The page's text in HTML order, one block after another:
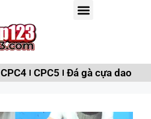
CPC4 CPC5 Đá gà cựa dao